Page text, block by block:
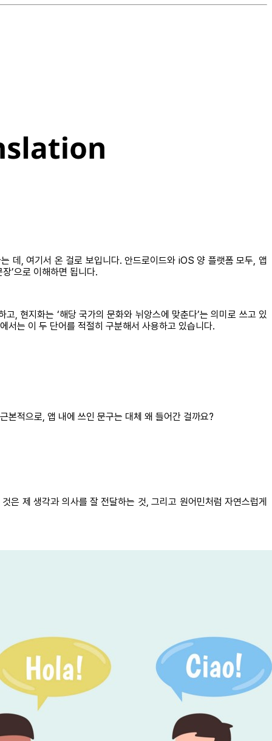
데, 여기서 온 걸로 보입니다. 안드로이드와 iOS 양 플랫폼 모두, 앱
’으로 이해하면 됩니다.
, 현지화는 ‘해당 국가의 문화와 뉘앙스에 맞춘다’는 의미로 쓰고 있
서는 이 두 단어를 적절히 구분해서 사용하고 있습니다.
본적으로, 앱 내에 쓰인 문구는 대체 왜 들어간 걸까요?
은 제 생각과 의사를 잘 전달하는 것, 그리고 원어민처럼 자연스럽게